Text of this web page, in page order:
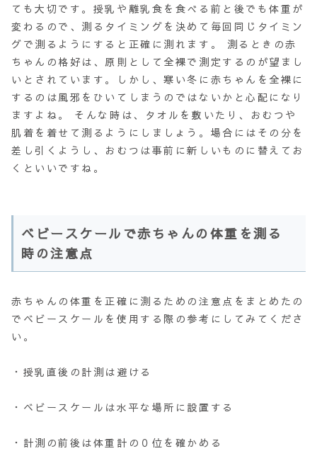
ても大切です。授乳や離乳食を食べる前と後でも体重が
変わるので、測るタイミングを決めて毎回同じタイミン
グで測るようにすると正確に測れます。 測るときの赤
ちゃんの格好は、原則として全裸で測定するのが望まし
いとされています。しかし、寒い冬に赤ちゃんを全裸に
するのは風邪をひいてしまうのではないかと心配になり
ますよね。 そんな時は、タオルを敷いたり、おむつや
肌着を着せて測るようにしましょう。場合にはその分を
差し引くようし、おむつは事前に新しいものに替えてお
くといいですね。
ベビースケールで赤ちゃんの体重を測る
時の注意点
赤ちゃんの体重を正確に測るための注意点をまとめたの
でベビースケールを使用する際の参考にしてみてくださ
い。
・授乳直後の計測は避ける
・ベビースケールは水平な場所に設置する
・計測の前後は体重計の０位を確かめる